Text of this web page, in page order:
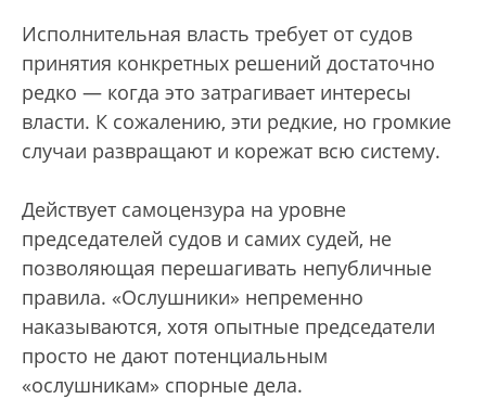
Исполнительная власть требует от судов
принятия конкретных решений достаточно
редко — когда это затрагивает интересы
власти. К сожалению, эти редкие, но громкие
случаи развращают и корежат всю систему.
Действует самоцензура на уровне
председателей судов и самих судей, не
позволяющая перешагивать непубличные
правила. «Ослушники» непременно
наказываются, хотя опытные председатели
просто не дают потенциальным
«ослушникам» спорные дела.